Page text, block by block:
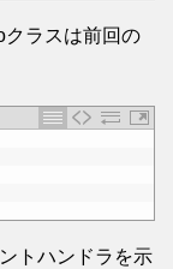
クラスは前回の
トハンドラを示